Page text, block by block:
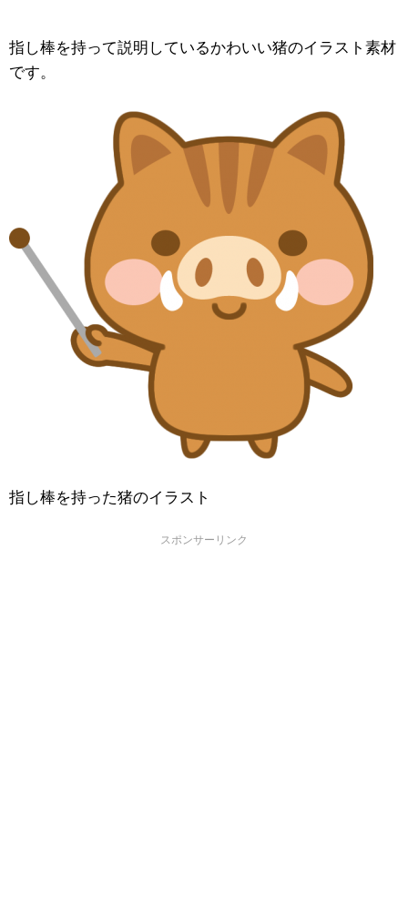
指し棒を持って説明しているかわいい猪のイラスト素材
です。
指し棒を持った猪のイラスト
スポンサーリンク